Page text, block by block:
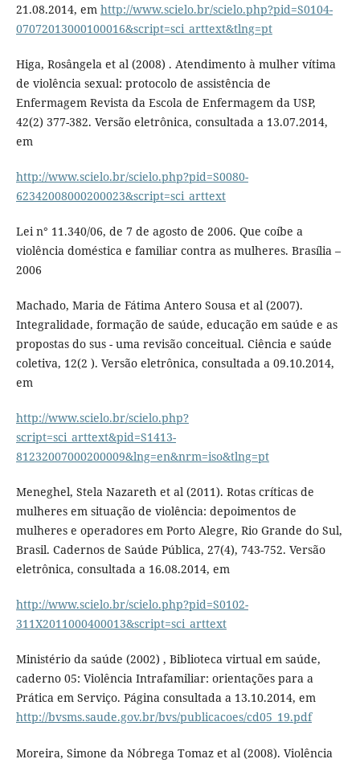
21.08.2014, em http://www.scielo.br/scielo.php?pid=S0104-
07072013000100016&script=sci_arttext&tlng=pt
Higa, Rosângela et al (2008) . Atendimento à mulher vítima
de violência sexual: protocolo de assistência de
Enfermagem Revista da Escola de Enfermagem da USP,
42(2) 377-382. Versão eletrônica, consultada a 13.07.2014,
em
http://www.scielo.br/scielo.php?pid=S0080-
62342008000200023&script=sci_arttext
Lei n° 11.340/06, de 7 de agosto de 2006. Que coíbe a
violência doméstica e familiar contra as mulheres. Brasília –
2006
Machado, Maria de Fátima Antero Sousa et al (2007).
Integralidade, formação de saúde, educação em saúde e as
propostas do sus - uma revisão conceitual. Ciência e saúde
coletiva, 12(2 ). Versão eletrônica, consultada a 09.10.2014,
em
http://www.scielo.br/scielo.php?
script=sci_arttext&pid=S1413-
81232007000200009&lng=en&nrm=iso&tlng=pt
Meneghel, Stela Nazareth et al (2011). Rotas críticas de
mulheres em situação de violência: depoimentos de
mulheres e operadores em Porto Alegre, Rio Grande do Sul,
Brasil. Cadernos de Saúde Pública, 27(4), 743-752. Versão
eletrônica, consultada a 16.08.2014, em
http://www.scielo.br/scielo.php?pid=S0102-
311X2011000400013&script=sci_arttext
Ministério da saúde (2002) , Biblioteca virtual em saúde,
caderno 05: Violência Intrafamiliar: orientações para a
Prática em Serviço. Página consultada a 13.10.2014, em
http://bvsms.saude.gov.br/bvs/publicacoes/cd05_19.pdf
Moreira, Simone da Nóbrega Tomaz et al (2008). Violência